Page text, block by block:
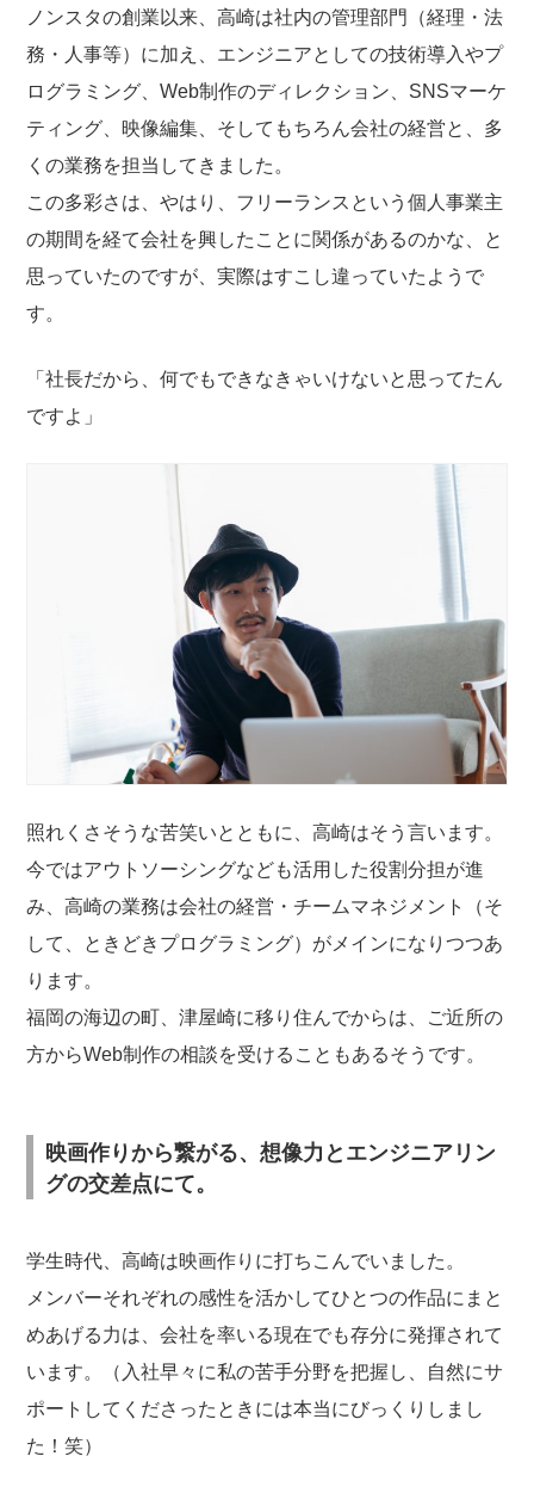
ノンスタの創業以来、高崎は社内の管理部門（経理・法
務・人事等）に加え、エンジニアとしての技術導入やプ
ログラミング、Web制作のディレクション、SNSマーケ
ティング、映像編集、そしてもちろん会社の経営と、多
くの業務を担当してきました。
この多彩さは、やはり、フリーランスという個人事業主
の期間を経て会社を興したことに関係があるのかな、と
思っていたのですが、実際はすこし違っていたようで
す。
「社長だから、何でもできなきゃいけないと思ってたん
ですよ」
照れくさそうな苦笑いとともに、高崎はそう言います。
今ではアウトソーシングなども活用した役割分担が進
み、高崎の業務は会社の経営・チームマネジメント（そ
して、ときどきプログラミング）がメインになりつつあ
ります。
福岡の海辺の町、津屋崎に移り住んでからは、ご近所の
方からWeb制作の相談を受けることもあるそうです。
映画作りから繋がる、想像力とエンジニアリン
グの交差点にて。
学生時代、高崎は映画作りに打ちこんでいました。
メンバーそれぞれの感性を活かしてひとつの作品にまと
めあげる力は、会社を率いる現在でも存分に発揮されて
います。（入社早々に私の苦手分野を把握し、自然にサ
ポートしてくださったときには本当にびっくりしまし
た！笑）